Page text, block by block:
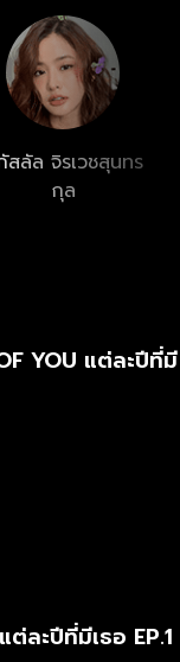
สลัล จิรเวชสุนทร
กุล
YOU แต่ละปีที่มี
ต่ละปีที่มีเธอ EP.1